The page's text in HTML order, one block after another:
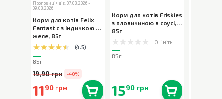
Пропозиція діє: 07.08.2026 -
09.08.2026
Корм для котів Felix
Fantastic з індичкою в
желе, 85г
(4.5)
85г
19,90 грн -40%
1190 грн
Корм для котів Friskies
з яловичиною в соусі,
85г
Оцініть
85г
1590 грн